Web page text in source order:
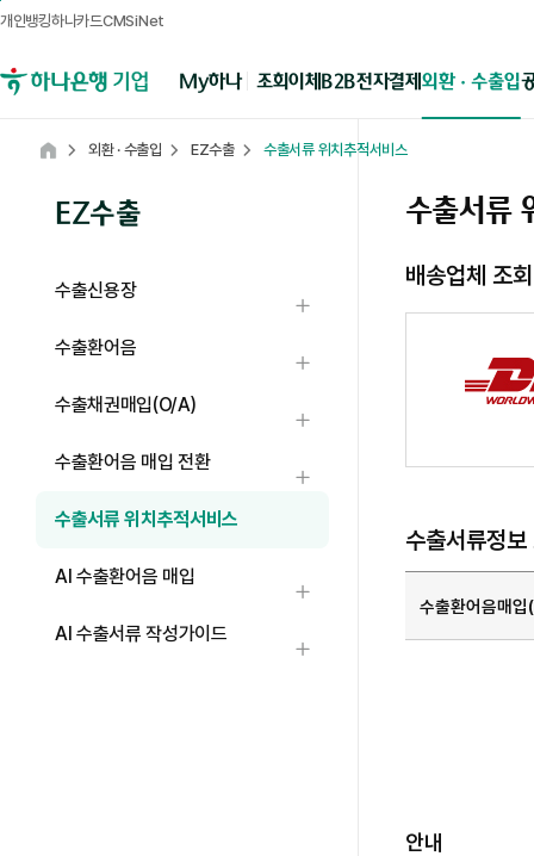
개인뱅킹하나카드CMSiNet
하나은행 기업뱅킹 My하나 조회이체B2B전자결제외환 · 수출입
EZ수출
수출신용장
하위메뉴 열기
수출환어음
수출채권매입(O/A)
수출환어음 매입 전환
수출서류 위치추적서비스
AI 수출환어음 매입
AI 수출서류 작성가이드
Home
외환 · 수출입 EZ수출 수출서류 위치추적서비스
수출서류
배송업체 조회
수출서류정보
수출환어음매입
안내